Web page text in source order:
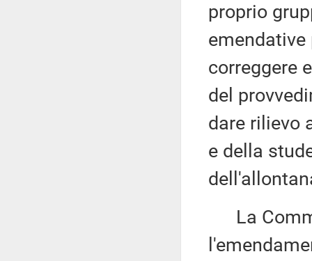
proprio
correggere
del
dare rilievo
e della
La